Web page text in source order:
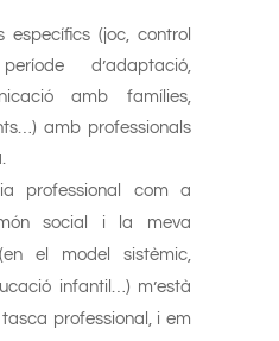
específics (joc, control
d’adaptació,
amb famílies,
amb professionals
professional com a
social i la meva
el model sistèmic,
infantil…) m’està
professional, i em